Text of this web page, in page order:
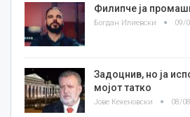
Филипче ја
Богдан Илиевски 09/
Задоцнив, но ја
мојот татко
Јове Кекеновски 08/